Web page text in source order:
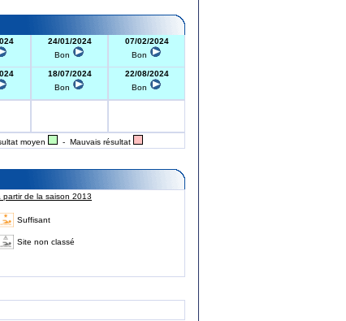
24/01/2024
Bon
07/02/2024
Bon
18/07/2024
Bon
22/08/2024
Bon
moyen - Mauvais résultat
de la saison 2013
Suffisant
Site non classé